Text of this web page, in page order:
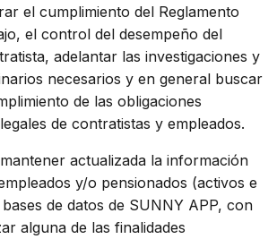
el cumplimiento del Reglamento
el control del desempeño del
adelantar las investigaciones y
necesarios y en general buscar
de las obligaciones
de contratistas y empleados.
actualizada la información
y/o pensionados (activos e
de datos de SUNNY APP, con
alguna de las finalidades